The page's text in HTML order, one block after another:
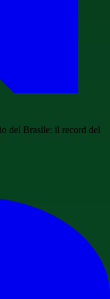
del Brasile: il record del